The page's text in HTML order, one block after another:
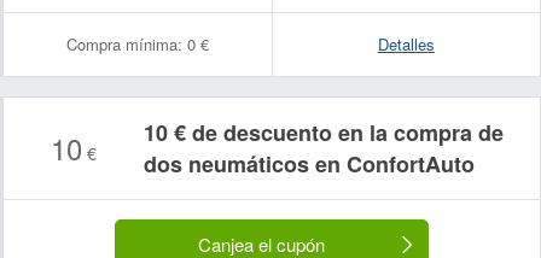
Compra mínima: 0 € Detalles
10 €
10 € de descuento en la compra de
dos neumáticos en ConfortAuto
Canjea el cupón